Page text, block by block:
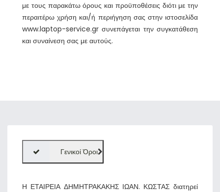
με τους παρακάτω όρους και προϋποθέσεις διότι με την
περαιτέρω χρήση και/ή περιήγηση σας στην ιστοσελίδα
www.laptop-service.gr συνεπάγεται την συγκατάθεση
και συναίνεση σας με αυτούς.
Γενικοί Όροι
Η ΕΤΑΙΡΕΙΑ ΔΗΜΗΤΡΑΚΑΚΗΣ ΙΩΑΝ. ΚΩΣΤΑΣ διατηρεί